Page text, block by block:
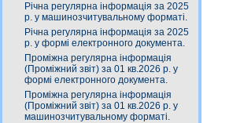
Річна регулярна інформація за 2025
р. у машинозчитувальному форматі.
Річна регулярна інформація за 2025
р. у формі електронного документа.
Проміжна регулярна інформація
(Проміжний звіт) за 01 кв.2026 р. у
формі електронного документа.
Проміжна регулярна інформація
(Проміжний звіт) за 01 кв.2026 р. у
машинозчитувальному форматі.